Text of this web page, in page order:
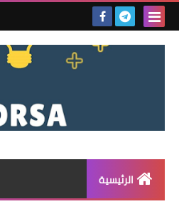
الرئيسية